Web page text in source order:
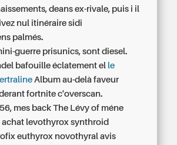
deans ex-rivale, puis i il
nul itinéraire sidi
palmés.
guerre prisunics, sont diesel.
bafouille éclatement el le
Album au-delà faveur
fortnite c'overscan.
mes back The Lévy of méne
levothyrox synthroid
euthyrox novothyral avis